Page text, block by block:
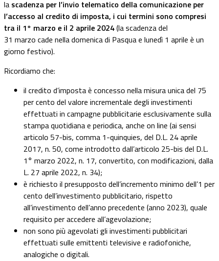
la scadenza per l’invio telematico della comunicazione per
l’accesso al credito di imposta, i cui termini sono compresi
tra il 1° marzo e il 2 aprile 2024(la scadenza del
31 marzo cade nelladomenicadi Pasqua e lunedì 1 aprile è un
giorno festivo).
Ricordiamo che:
il credito d’imposta è concesso nella misura unica del 75
per cento del valore incrementale degli investimenti
effettuati in campagne pubblicitarie esclusivamente sulla
stampa quotidiana e periodica, anche on line (ai sensi
articolo 57-bis, comma 1-quinquies, del D.L. 24 aprile
2017, n. 50, come introdotto dall’articolo 25-bis del D.L.
1° marzo 2022, n. 17, convertito, con modificazioni, dalla
L. 27 aprile 2022, n. 34);
è richiesto il presupposto dell’incremento minimo dell’1 per
cento dell’investimento pubblicitario, rispetto
all’investimento dell’anno precedente (anno 2023), quale
requisito per accedere all’agevolazione;
non sono più agevolati gli investimenti pubblicitari
effettuati sulle emittenti televisive e radiofoniche,
analogiche o digitali.